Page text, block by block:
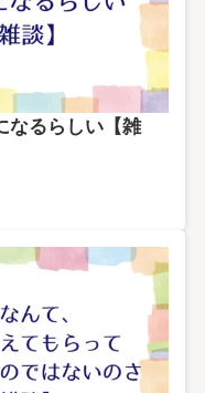
なるらしい【雑